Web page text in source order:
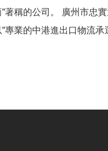
著稱的公司。 廣州市忠
專業的中港進出口物流承